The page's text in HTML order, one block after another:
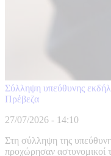
Σύλληψη υπεύθυνης
Πρέβεζα
27/07/2026 - 14:10
Στη σύλληψη της
προχώρησαν αστυνομικοί